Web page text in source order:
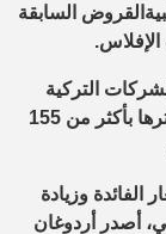
القروض السابقة
.
التركية
ب
أكثر من 155
الفائدة وزيادة
، أصدر
أردوغان